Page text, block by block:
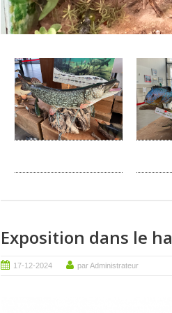
Exposition dans le
17-12-2024 par Administrateur